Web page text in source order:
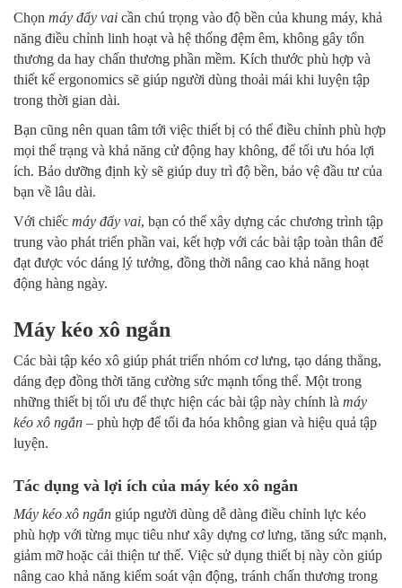
Chọn máy đẩy vai cần chú trọng vào độ bền của khung máy, khả
năng điều chỉnh linh hoạt và hệ thống đệm êm, không gây tổn
thương da hay chấn thương phần mềm. Kích thước phù hợp và
thiết kế ergonomics sẽ giúp người dùng thoải mái khi luyện tập
trong thời gian dài.
Bạn cũng nên quan tâm tới việc thiết bị có thể điều chỉnh phù hợp
mọi thể trạng và khả năng cử động hay không, để tối ưu hóa lợi
ích. Bảo dưỡng định kỳ sẽ giúp duy trì độ bền, bảo vệ đầu tư của
bạn về lâu dài.
Với chiếc máy đẩy vai, bạn có thể xây dựng các chương trình tập
trung vào phát triển phần vai, kết hợp với các bài tập toàn thân để
đạt được vóc dáng lý tưởng, đồng thời nâng cao khả năng hoạt
động hàng ngày.
Máy kéo xô ngắn
Các bài tập kéo xô giúp phát triển nhóm cơ lưng, tạo dáng thẳng,
dáng đẹp đồng thời tăng cường sức mạnh tổng thể. Một trong
những thiết bị tối ưu để thực hiện các bài tập này chính là máy
kéo xô ngắn – phù hợp để tối đa hóa không gian và hiệu quả tập
luyện.
Tác dụng và lợi ích của máy kéo xô ngắn
Máy kéo xô ngắn giúp người dùng dễ dàng điều chỉnh lực kéo
phù hợp với từng mục tiêu như xây dựng cơ lưng, tăng sức mạnh,
giảm mỡ hoặc cải thiện tư thế. Việc sử dụng thiết bị này còn giúp
nâng cao khả năng kiểm soát vận động, tránh chấn thương trong